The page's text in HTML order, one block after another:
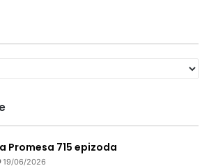
Promesa 715 epizoda
19/06/2026